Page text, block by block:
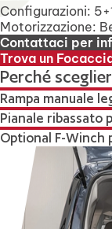
Configurazioni:
Motorizzazione:
Contattaci per
Trova un
Perché
Rampa manuale
Pianale ribassato
Optional F-Winch